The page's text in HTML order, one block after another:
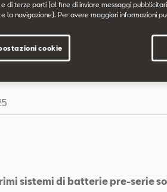
sistemi di batterie pre-serie
di terze parti (al fine di inviare messaggi
la navigazione). Per avere maggiori informazioni
cookie